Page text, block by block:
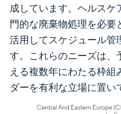
成しています。ヘルスケ
門的な廃棄物処理を必要
活用してスケジュール管
す。これらのニーズは、
える複数年にわたる枠組
ダーを有利な立場に置い